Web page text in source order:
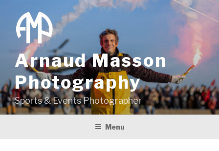
contenu
principal
Arnaud Masson
Photography
Sports & Events Photographer
Menu